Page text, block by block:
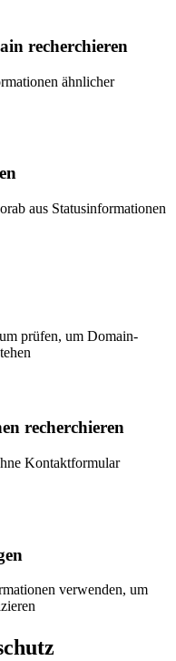
recherchieren
ähnlicher
aus Statusinformationen
prüfen, um Domain-
recherchieren
Kontaktformular
verwenden, um